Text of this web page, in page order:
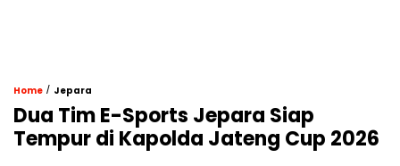
Home / Jepara
​Dua Tim E-Sports Jepara Siap
Tempur di Kapolda Jateng Cup 2026